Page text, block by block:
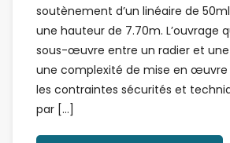
soutènement d’un linéaire de
une hauteur de 7.70m. L’ouvrage
sous-œuvre entre un radier et
une complexité de mise en
les contraintes sécurités et
par […]